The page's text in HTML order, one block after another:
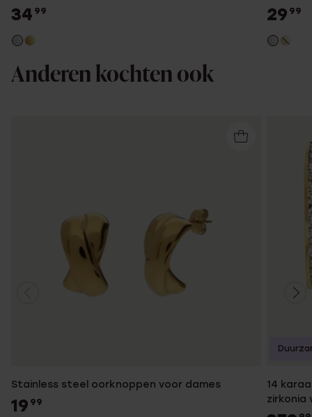
34 99 29 99
Anderen kochten ook
Stainless steel oorknoppen voor dames
19 99
14
zirkonia